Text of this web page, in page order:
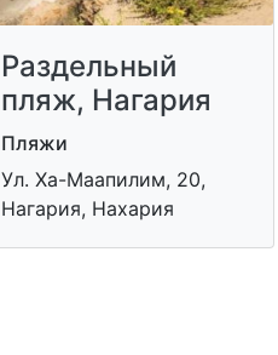
Раздельный
пляж, Нагария
Пляжи
Ул. Ха-Маапилим, 20,
Нагария, Нахария